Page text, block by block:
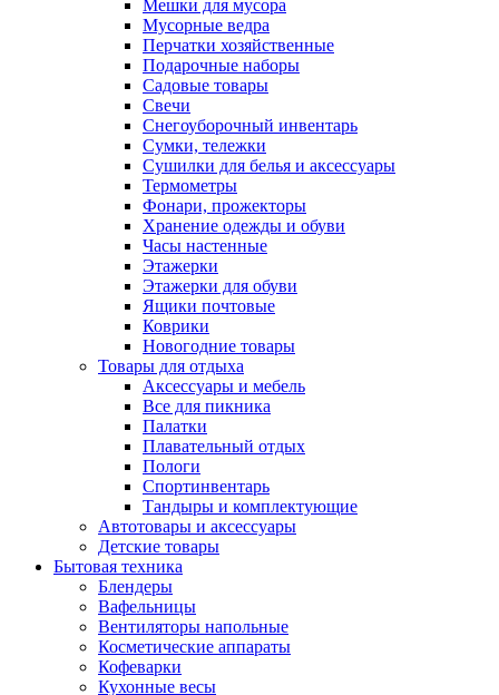
Мешки для мусора
Мусорные ведра
Перчатки хозяйственные
Подарочные наборы
Садовые товары
Свечи
Снегоуборочный инвентарь
Сумки, тележки
Сушилки для белья и аксессуары
Термометры
Фонари, прожекторы
Хранение одежды и обуви
Часы настенные
Этажерки
Этажерки для обуви
Ящики почтовые
Коврики
Новогодние товары
Товары для отдыха
Аксессуары и мебель
Все для пикника
Палатки
Плавательный отдых
Пологи
Спортинвентарь
Тандыры и комплектующие
Автотовары и аксессуары
Детские товары
Бытовая техника
Блендеры
Вафельницы
Вентиляторы напольные
Косметические аппараты
Кофеварки
Кухонные весы